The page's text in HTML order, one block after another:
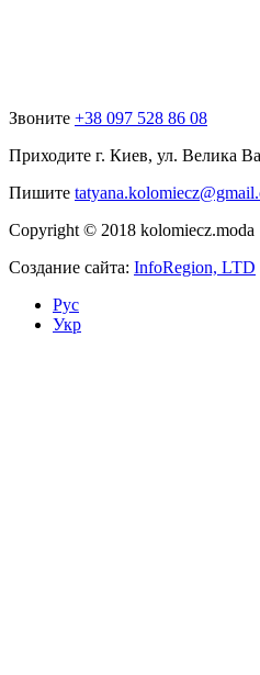
Звоните +38 097 528 86 08
Приходите г. Киев, ул. Велика
Пишите
Copyright © 2018 kolomiecz.moda
Создание сайта: InfoRegion, LTD
Рус
Укр